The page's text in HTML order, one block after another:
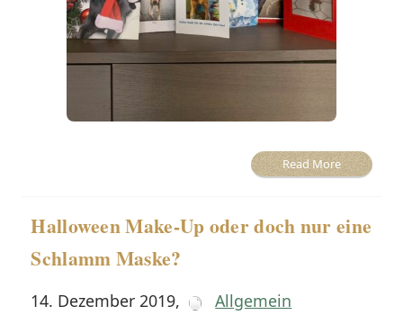
Read More
Halloween Make-Up oder doch nur eine
Schlamm Maske?
14. Dezember 2019, Allgemein